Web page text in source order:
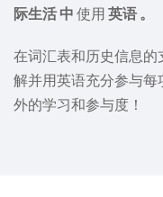
际生活 中 使用 英语 。
在词汇表和历史信息
解并用英语充分参与每
外的学习和参与度！